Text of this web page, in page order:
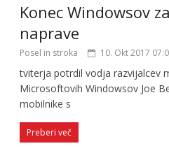
Konec Windowsov
naprave
Posel in stroka 10. Okt 2017
tviterja potrdil vodja razvijalcev
Microsoftovih Windowsov Joe
mobilnike s
Preberi več